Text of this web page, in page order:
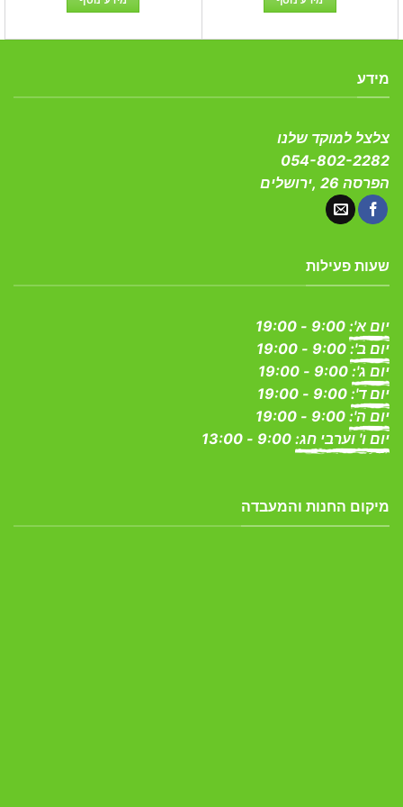
מידע
צלצל למוקד שלנו
054-802-2282
הפרסה 26 ,ירושלים
שעות פעילות
יום א':
יום ב':
יום ג':
יום ד':
יום ה':
יום ו' וערבי חג:
מיקום החנות והמעבדה